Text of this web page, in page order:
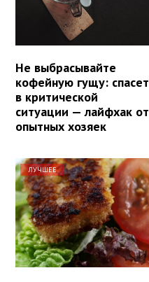
Не выбрасывайте
кофейную гущу: спасет
в критической
ситуации — лайфхак от
опытных хозяек
ЛУЧШЕЕ